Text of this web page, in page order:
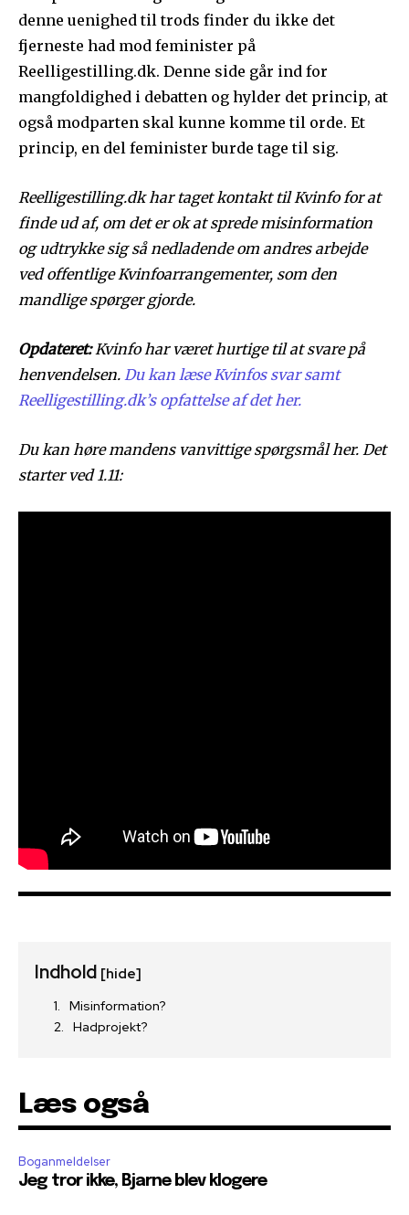
denne uenighed til trods finder du ikke det
fjerneste had mod feminister på
Reelligestilling.dk. Denne side går ind for
mangfoldighed i debatten og hylder det princip, at
også modparten skal kunne komme til orde. Et
princip, en del feminister burde tage til sig.
Reelligestilling.dk har taget kontakt til Kvinfo for at
finde ud af, om det er ok at sprede misinformation
og udtrykke sig så nedladende om andres arbejde
ved offentlige Kvinfoarrangementer, som den
mandlige spørger gjorde.
Opdateret:Kvinfo har været hurtige til at svare på
henvendelsen. Du kan læse Kvinfos svar samt
Reelligestilling.dk’s opfattelse af det her.
Du kan høre mandens vanvittige spørgsmål her. Det
starter ved 1.11:
Indhold [hide]
Misinformation?
Hadprojekt?
Læs også
Boganmeldelser
Jeg tror ikke, Bjarne blev klogere